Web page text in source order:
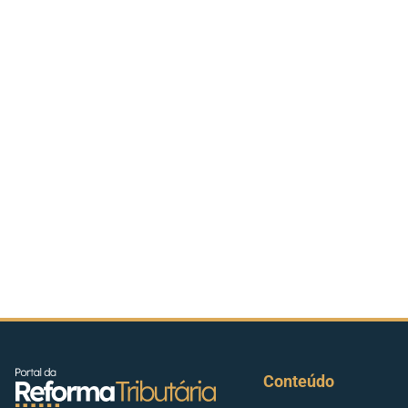
Conteúdo